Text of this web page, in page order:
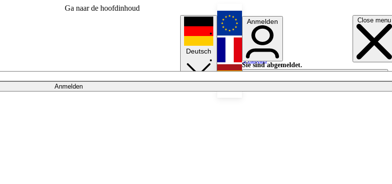
Ga naar de hoofdinhoud
Close menu
Anmelden
Deutsch
English
Français
Anmelden
Sie sind abgemeldet.
Anmelden
Licht aus